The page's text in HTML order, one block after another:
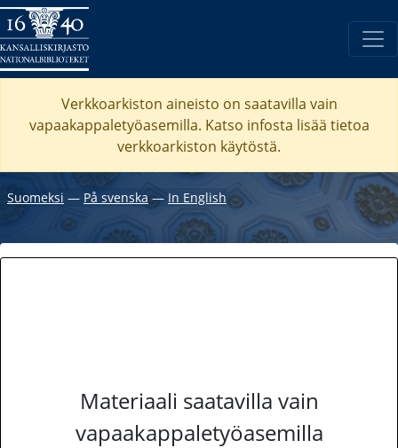
Verkkoarkiston aineisto on saatavilla vain
vapaakappaletyöasemilla. Katso infosta lisää tietoa
verkkoarkiston käytöstä.
Suomeksi ― På svenska― In English
Materiaali saatavilla vain
vapaakappaletyöasemilla